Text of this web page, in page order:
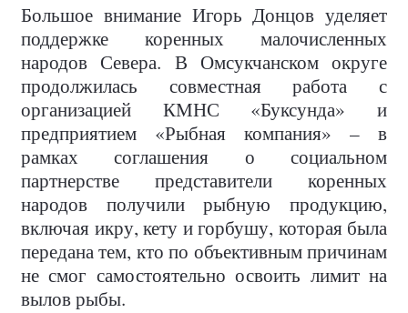
Большое внимание Игорь Донцов уделяет
поддержке коренных малочисленных
народов Севера. В Омсукчанском округе
продолжилась совместная работа с
организацией КМНС «Буксунда» и
предприятием «Рыбная компания» – в
рамках соглашения о социальном
партнерстве представители коренных
народов получили рыбную продукцию,
включая икру, кету и горбушу, которая была
передана тем, кто по объективным причинам
не смог самостоятельно освоить лимит на
вылов рыбы.